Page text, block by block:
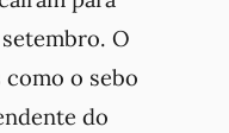
O
o sebo
do